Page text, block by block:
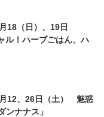
18（日）、19日
ル！ハーブごはん、ハ
「Malaysian cooking
Chicken and Kuih
12、26日（土） 魅惑
ンナナス」